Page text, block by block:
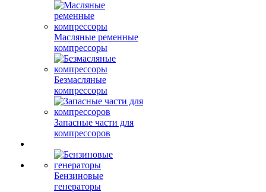
Масляные ременные
компрессоры
Безмасляные
компрессоры
Запасные части для
компрессоров
Бензиновые
генераторы